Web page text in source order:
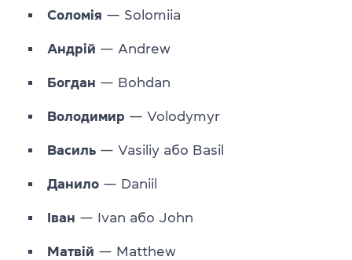
Соломія — Solomiia
Андрій — Andrew
Богдан — Bohdan
Володимир — Volodymyr
Василь — Vasiliy або Basil
Данило — Daniil
Іван — Ivan або John
Матвій — Matthew